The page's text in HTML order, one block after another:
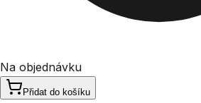
Na objednávku
Přidat do košíku